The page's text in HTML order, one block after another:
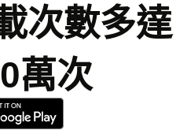
次數多達
萬次